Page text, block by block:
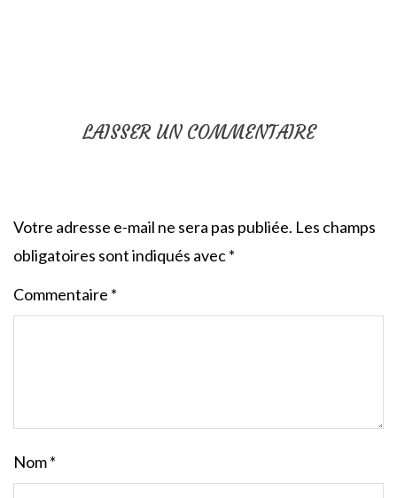
LAISSER UN COMMENTAIRE
Votre adresse e-mail ne sera pas publiée. Les champs
obligatoires sont indiqués avec*
Commentaire *
Nom*